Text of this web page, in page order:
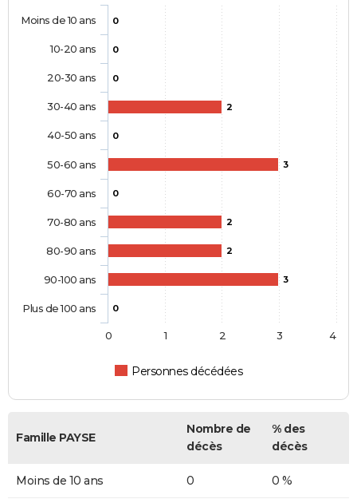
0
0
0
2
0
3
0
2
2
3
0
Personnes décédées
Moins de 10 ans
10-20 ans
20-30 ans
30-40 ans
40-50 ans
50-60 ans
60-70 ans
70-80 ans
80-90 ans
90-100 ans
Plus de 100 ans
0 1 2 3 4
Famille PAYSE
Nombre de
décès
% des
décès
Moins de 10 ans 0 0 %